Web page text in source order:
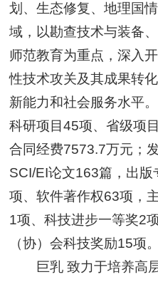
划、生态修复、地理国
域，以勘查技术与装备
师范教育为重点，深入
性技术攻关及其成果转
新能力和社会服务水平
科研项目45项、省级项
合同经费7573.7万元；
SCI/EI论文163篇，出
项、软件著作权63项，
1项、科技进步一等奖2
（协）会科技奖励15项。
巨乳 致力于培养高